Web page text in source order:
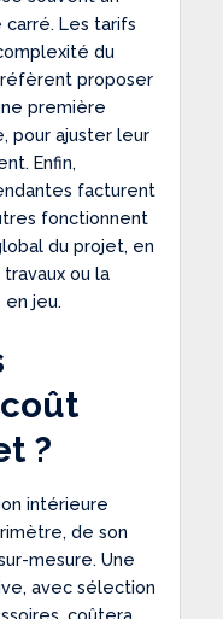
Les tarifs
du
proposer
première
pour ajuster leur
Enfin,
facturent
fonctionnent
du projet, en
ou la
jeu.
?
intérieure
de son
mesure. Une
avec sélection